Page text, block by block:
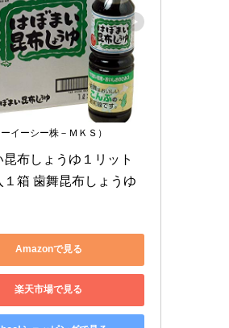
イーシー株－ＭＫＳ）
昆布しょうゆ１リット
１箱 歯舞昆布しょうゆ
Amazonで見る
楽天市場で見る